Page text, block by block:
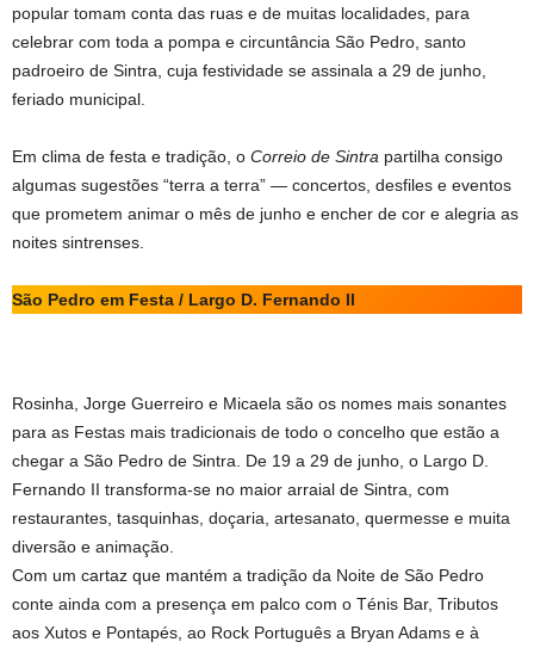
popular tomam conta das ruas e de muitas localidades, para
celebrar com toda a pompa e circuntância São Pedro, santo
padroeiro de Sintra, cuja festividade se assinala a 29 de junho,
feriado municipal.
Em clima de festa e tradição, o Correio de Sintra partilha consigo
algumas sugestões “terra a terra” — concertos, desfiles e eventos
que prometem animar o mês de junho e encher de cor e alegria as
noites sintrenses.
São Pedro em Festa / Largo D. Fernando II
Rosinha, Jorge Guerreiro e Micaela são os nomes mais sonantes
para as Festas mais tradicionais de todo o concelho que estão a
chegar a São Pedro de Sintra. De 19 a 29 de junho, o Largo D.
Fernando II transforma-se no maior arraial de Sintra, com
restaurantes, tasquinhas, doçaria, artesanato, quermesse e muita
diversão e animação.
Com um cartaz que mantém a tradição da Noite de São Pedro
conte ainda com a presença em palco com o Ténis Bar, Tributos
aos Xutos e Pontapés, ao Rock Português a Bryan Adams e à